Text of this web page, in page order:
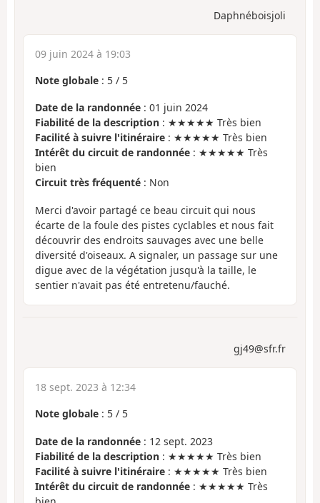
Daphnéboisjoli
09 juin 2024 à 19:03
Note globale : 5 / 5
Date de la randonnée : 01 juin 2024
Fiabilité de la description : ★★★★★ Très bien
Facilité à suivre l'itinéraire : ★★★★★ Très bien
Intérêt du circuit de randonnée : ★★★★★ Très
bien
Circuit très fréquenté : Non
Merci d'avoir partagé ce beau circuit qui nous
écarte de la foule des pistes cyclables et nous fait
découvrir des endroits sauvages avec une belle
diversité d'oiseaux. A signaler, un passage sur une
digue avec de la végétation jusqu'à la taille, le
sentier n'avait pas été entretenu/fauché.
gj49@sfr.fr
18 sept. 2023 à 12:34
Note globale : 5 / 5
Date de la randonnée : 12 sept. 2023
Fiabilité de la description : ★★★★★ Très bien
Facilité à suivre l'itinéraire : ★★★★★ Très bien
Intérêt du circuit de randonnée : ★★★★★ Très